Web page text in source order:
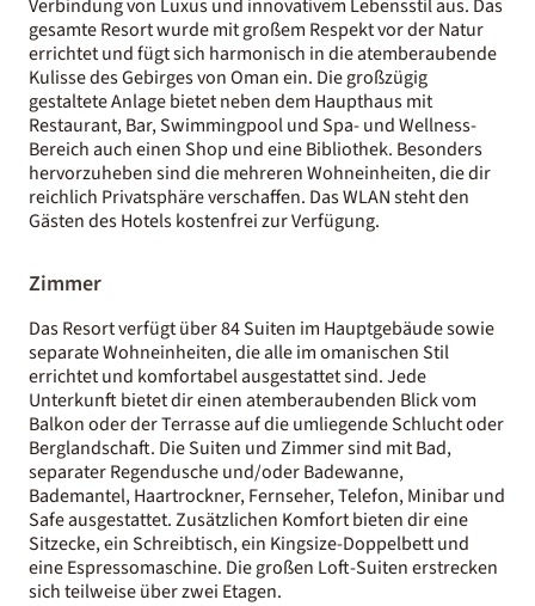
Verbindung von Luxus und innovativem Lebensstil aus. Das
gesamte Resort wurde mit großem Respekt vor der Natur
errichtet und fügt sich harmonisch in die atemberaubende
Kulisse des Gebirges von Oman ein. Die großzügig
gestaltete Anlage bietet neben dem Haupthaus mit
Restaurant, Bar, Swimmingpool und Spa- und Wellness-
Bereich auch einen Shop und eine Bibliothek. Besonders
hervorzuheben sind die mehreren Wohneinheiten, die dir
reichlich Privatsphäre verschaffen. Das WLAN steht den
Gästen des Hotels kostenfrei zur Verfügung.
Zimmer
Das Resort verfügt über 84 Suiten im Hauptgebäude sowie
separate Wohneinheiten, die alle im omanischen Stil
errichtet und komfortabel ausgestattet sind. Jede
Unterkunft bietet dir einen atemberaubenden Blick vom
Balkon oder der Terrasse auf die umliegende Schlucht oder
Berglandschaft. Die Suiten und Zimmer sind mit Bad,
separater Regendusche und/oder Badewanne,
Bademantel, Haartrockner, Fernseher, Telefon, Minibar und
Safe ausgestattet. Zusätzlichen Komfort bieten dir eine
Sitzecke, ein Schreibtisch, ein Kingsize-Doppelbett und
eine Espressomaschine. Die großen Loft-Suiten erstrecken
sich teilweise über zwei Etagen.